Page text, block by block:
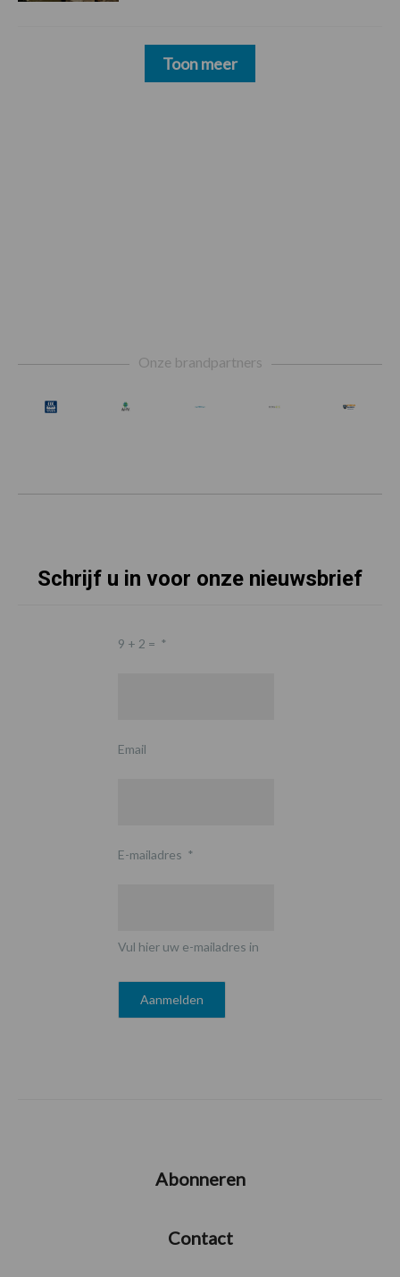
Toon meer
Onze brandpartners
Schrijf u in voor onze nieuwsbrief
9 + 2 = *
Email
E-mailadres *
Vul hier uw e-mailadres in
Abonneren
Contact